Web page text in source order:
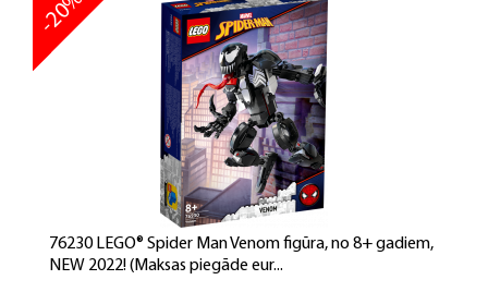
76230 LEGO® Spider Man Venom figūra, no 8+ gadiem,
NEW 2022! (Maksas piegāde eur...
-20%